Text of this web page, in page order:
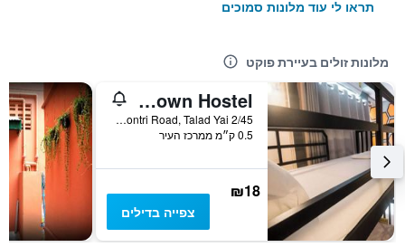
תראו לי עוד מלונות סמוכים
מלונות זולים בעיירת פוקט
Beehive Phuket Old Town Hostel
2/45 Montri Road, Talad Yai, עיירת פוקט, תאילנד
0.5 ק״מ ממרכז העיר
₪18
צפייה בדילים